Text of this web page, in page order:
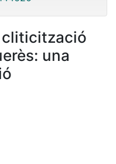
cliticització
una